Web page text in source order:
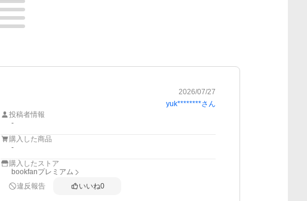
2026/07/27
yuk********さん
投稿者情報
-
購入した商品
-
購入したストア
bookfanプレミアム
違反報告
いいね0